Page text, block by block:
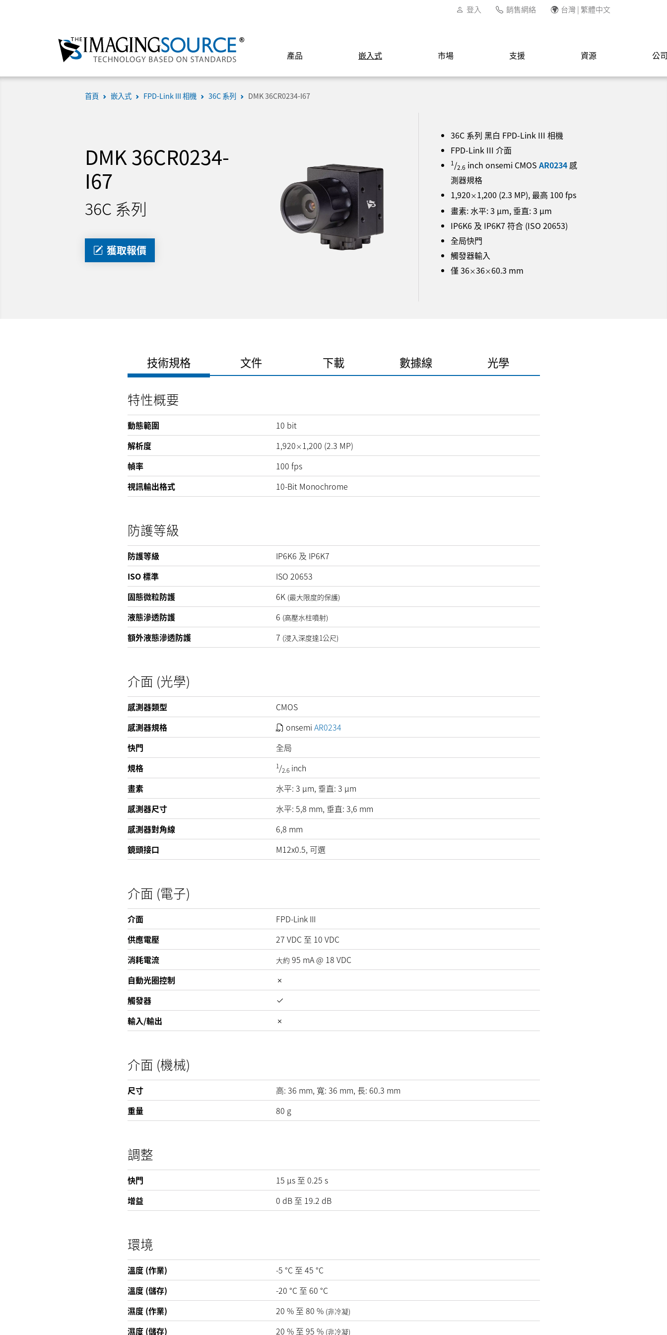
登入 銷售網絡 台灣 | 繁體中文
產品 嵌入式 市場 支援 資源 公
首頁 嵌入式 FPD-Link III 相機 36C 系列 DMK 36CR0234-I67
DMK 36CR0234-
I67
36C 系列
獲取報價
36C 系列 黑白 FPD-Link III 相機
FPD-Link III 介面
1/2.6 inch onsemi CMOS AR0234 感
測器規格
1,920×1,200 (2.3 MP), 最高 100 fps
畫素: 水平:3 µm, 垂直:3 µm
IP6K6 及 IP6K7 符合 (ISO 20653)
全局快門
觸發器輸入
僅 36×36×60.3 mm
技術規格 文件 下載 數據線 光學
特性概要
動態範圍 10 bit
解析度
1,920×1,200 (2.3 MP)
幀率
100 fps
視訊輸出格式
10-Bit Monochrome
防護等級
防護等級
IP6K6 及 IP6K7
ISO 標準
ISO 20653
固態微粒防護
6K (最大限度的保護)
液態滲透防護 6 (高壓水柱噴射)
額外液態滲透防護 7 (浸入深度達1公尺)
介面 (光學)
感測器類型
CMOS
感測器規格
onsemi AR0234
快門
全局
規格
1/2.6inch
畫素
水平: 3 µm, 垂直: 3 µm
感測器尺寸
水平: 5,8 mm, 垂直: 3,6 mm
感測器對角線
6,8 mm
鏡頭接口
M12x0.5, 可選
介面 (電子)
介面
FPD-Link III
供應電壓
27 VDC至 10 VDC
消耗電流
大約 95 mA@ 18 VDC
自動光圈控制
觸發器
輸入/輸出
介面 (機械)
尺寸 高: 36 mm, 寬: 36 mm, 長: 60.3 mm
重量
80 g
調整
快門
15 µs 至 0.25 s
增益
0 dB至 19.2 dB
環境
溫度 (作業) -5 °C至 45 °C
溫度 (儲存)
-20 °C至 60 °C
濕度 (作業)
20 %至 80 % (非冷凝)
濕度 (儲存) 20 %至 95 % (非冷凝)